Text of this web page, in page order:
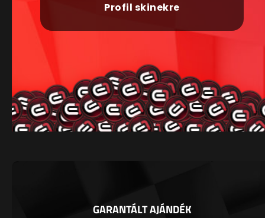
Profil skinekre
GARANTÁLT AJÁNDÉK